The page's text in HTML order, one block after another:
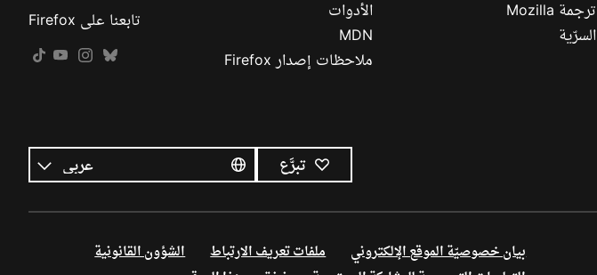
ترجمة Mozilla
السرّية
الأدوات
MDN
ملاحظات إصدار Firefox
تابعنا على Firefox
تبرَّع
اللغات
اللغة
بيان خصوصيّة الموقع الإلكتروني ملفات تعريف الارتباط
الشؤون القانونية